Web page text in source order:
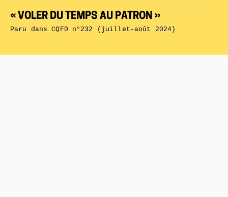
« VOLER DU TEMPS AU PATRON »
Paru dansCQFD n°232 (juillet-août 2024)